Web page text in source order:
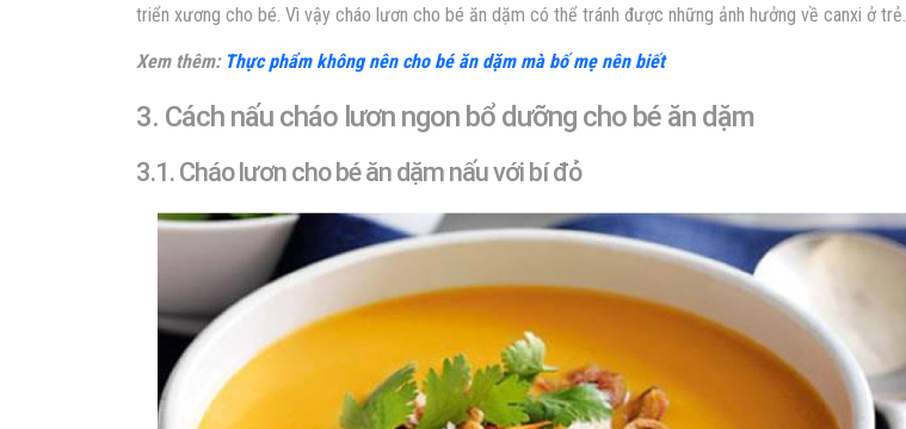
triển xương cho bé. Vì vậy cháo lươn cho bé ăn dặm có thể tránh được những ảnh hưởng về canxi ở trẻ.
Xem thêm: Thực phẩm không nên cho bé ăn dặm mà bố mẹ nên biết
3. Cách nấu cháo lươn ngon bổ dưỡng cho bé ăn dặm
3.1. Cháo lươn cho bé ăn dặm nấu với bí đỏ